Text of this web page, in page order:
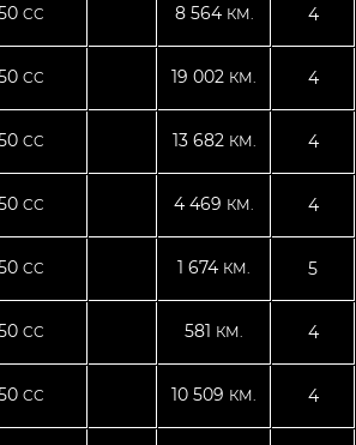
CC 8 564 КМ. 4
CC 19 002 КМ. 4
CC 13 682 КМ. 4
CC 4 469 КМ. 4
CC 1 674 КМ. 5
CC 581 КМ. 4
CC 10 509 КМ. 4